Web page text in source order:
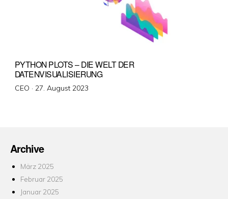
PYTHON PLOTS – DIE WELT DER
DATENVISUALISIERUNG
CEO · Veröffentlicht
27. August 2023
Archive
März 2025
Februar 2025
Januar 2025